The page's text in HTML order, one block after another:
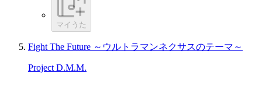
マイうた
Fight The Future ～ウルトラマンネクサスのテーマ～
Project D.M.M.